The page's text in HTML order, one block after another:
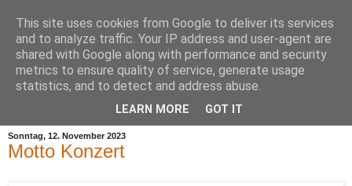
Sonntag, 12. November 2023
Motto Konzert
This site uses cookies from Google to deliver its services
and to analyze traffic. Your IP address and user-agent are
shared with Google along with performance and security
metrics to ensure quality of service, generate usage
statistics, and to detect and address abuse.
LEARN MORE GOT IT